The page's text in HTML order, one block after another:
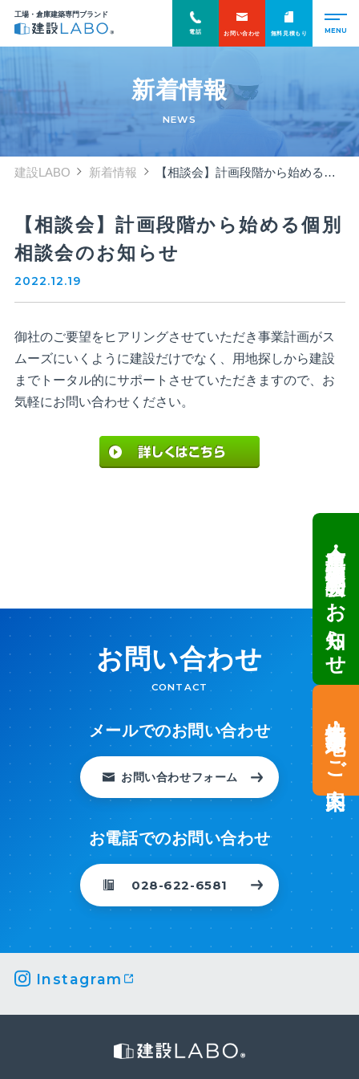
工場・倉庫建築専門ブランド
電話 お問い合わせ 無料見積もり
倉庫・工場建設 個別相談会のお知らせ
土地情報・事業用地のご案内
新着情報
NEWS
建設LABO 新着情報 【相談会】計画段階から始める個別相談会のお知らせ
【相談会】計画段階から始める個別
相談会のお知らせ
2022.12.19
御社のご要望をヒアリングさせていただき事業計画がス
ムーズにいくように建設だけでなく、用地探しから建設
までトータル的にサポートさせていただきますので、お
気軽にお問い合わせください。
お問い合わせ
CONTACT
メールでのお問い合わせ
お問い合わせフォーム
お電話でのお問い合わせ
028-622-6581
Instagram